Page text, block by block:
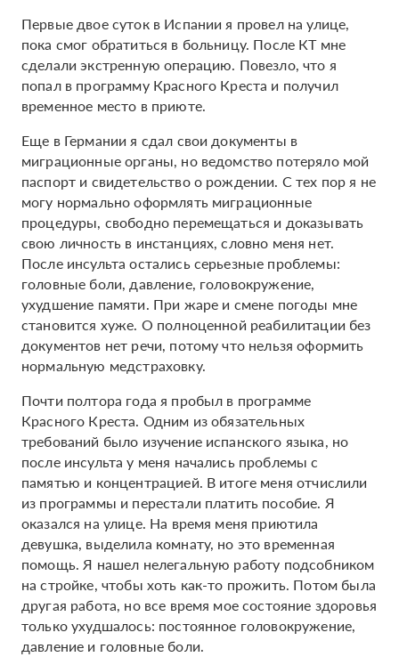
Первые двое суток в Испании я провел на улице,
пока смог обратиться в больницу. После КТ мне
сделали экстренную операцию. Повезло, что я
попал в программу Красного Креста и получил
временное место в приюте.
Еще в Германии я сдал свои документы в
миграционные органы, но ведомство потеряло мой
паспорт и свидетельство о рождении. С тех пор я не
могу нормально оформлять миграционные
процедуры, свободно перемещаться и доказывать
свою личность в инстанциях, словно меня нет.
После инсульта остались серьезные проблемы:
головные боли, давление, головокружение,
ухудшение памяти. При жаре и смене погоды мне
становится хуже. О полноценной реабилитации без
документов нет речи, потому что нельзя оформить
нормальную медстраховку.
Почти полтора года я пробыл в программе
Красного Креста. Одним из обязательных
требований было изучение испанского языка, но
после инсульта у меня начались проблемы с
памятью и концентрацией. В итоге меня отчислили
из программы и перестали платить пособие. Я
оказался на улице. На время меня приютила
девушка, выделила комнату, но это временная
помощь. Я нашел нелегальную работу подсобником
на стройке, чтобы хоть как-то прожить. Потом была
другая работа, но все время мое состояние здоровья
только ухудшалось: постоянное головокружение,
давление и головные боли.